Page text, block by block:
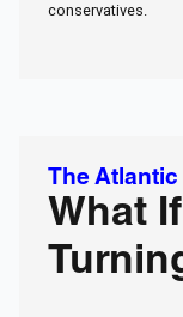
conservatives.
The Atlantic
What